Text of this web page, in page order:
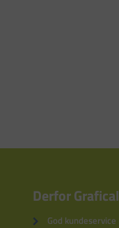
Derfor Grafical
God kundeservice